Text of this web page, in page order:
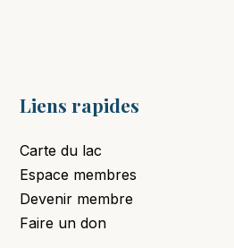
Liens rapides
Carte du lac
Espace membres
Devenir membre
Faire un don